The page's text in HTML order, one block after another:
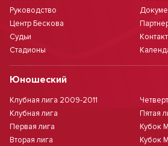
Руководство
Центр Бескова
Судьи
Стадионы
Юношеский
Клубная лига 2009-2011
Клубная лига
Первая лига
Вторая лига
Пятая
Кубок
Кубок